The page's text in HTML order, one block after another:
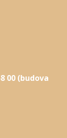
00 (budova